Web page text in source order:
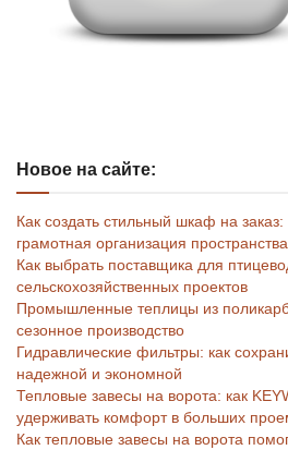
Новое на сайте:
Как создать стильный шкаф на
грамотная организация пространства
Как выбрать поставщика для
сельскохозяйственных проектов
Промышленные теплицы из
сезонное производство
Гидравлические фильтры: как
надежной и экономной
Тепловые завесы на ворота: как
удерживать комфорт в больших
Как тепловые завесы на ворота